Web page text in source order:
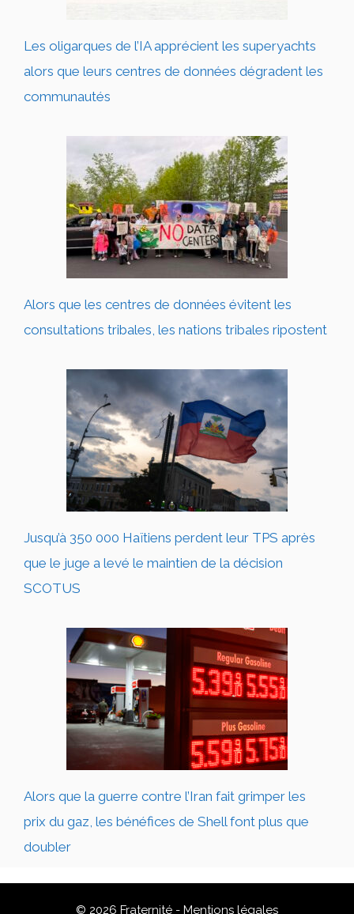
Les oligarques de l’IA apprécient les superyachts
alors que leurs centres de données dégradent les
communautés
Alors que les centres de données évitent les
consultations tribales, les nations tribales ripostent
Jusqu’à 350 000 Haïtiens perdent leur TPS après
que le juge a levé le maintien de la décision
SCOTUS
Alors que la guerre contre l’Iran fait grimper les
prix du gaz, les bénéfices de Shell font plus que
doubler
© 2026 Fraternité - Mentions légales